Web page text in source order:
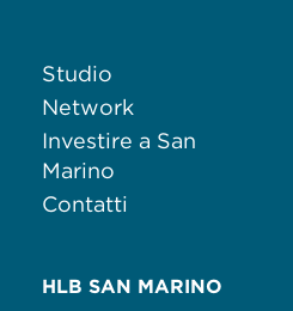
Studio
Network
Investire a San
Marino
Contatti
HLB SAN MARINO